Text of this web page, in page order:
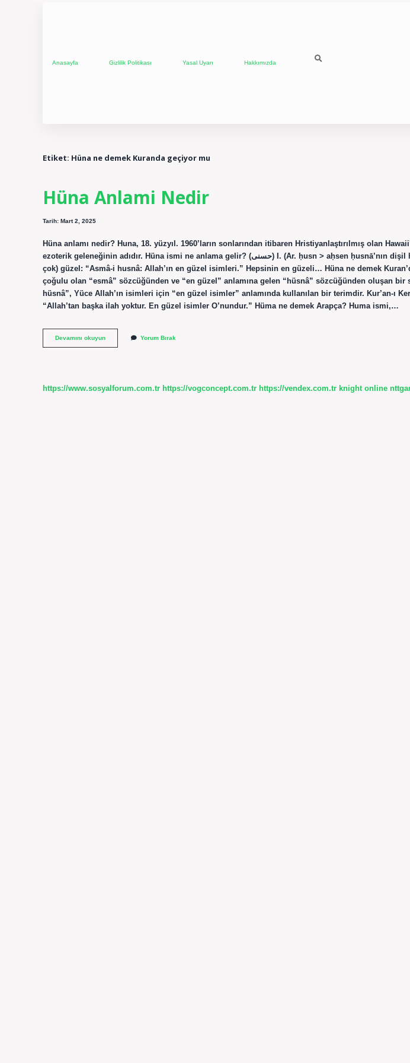
Anasayfa Gizlilik Politikası Yasal Uyarı Hakkımızda
Etiket: Hüna ne demek Kuranda geçiyor mu
Hüna Anlami Nedir
Tarih: Mart 2, 2025
Hüna anlamı nedir? Huna, 18. yüzyıl. 1960’ların sonlarından itibaren Hristiyanlaştırılmış olan
ezoterik geleneğinin adıdır. Hüna ismi ne anlama gelir? (ﺣﺴﻨﻰ) I. (Ar. ḥusn > aḥsen ḥusnā’nın dişil hali) Çok (daha güzel, en,
çok) güzel: “Asmâ-i husnâ: Allah’ın en güzel isimleri.” Hepsinin en güzeli… Hüna ne demek
çoğulu olan “esmâ” sözcüğünden ve “en güzel” anlamına gelen “hüsnâ” sözcüğünden oluşan bir
hüsnâ”, Yüce Allah’ın isimleri için “en güzel isimler” anlamında kullanılan bir terimdir. Kur’an-ı
“Allah’tan başka ilah yoktur. En güzel isimler O’nundur.” Hüma ne demek Arapça? Huma ismi,…
Devamını okuyunHüna
Anlami
Yorum Bırak
https://www.sosyalforum.com.tr https://vogconcept.com.tr https://vendex.com.tr knight online